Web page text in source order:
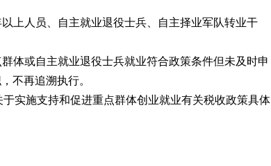
人员、自主就业退役士兵、自主择业军队转业干
或自主就业退役士兵就业符合政策条件但未及时申
不再追溯执行。
实施支持和促进重点群体创业就业有关税收政策具体